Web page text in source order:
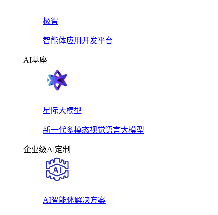
极智
智能体应用开发平台
AI基座
星际大模型
新一代多模态视觉语言大模型
企业级AI定制
AI智能体解决方案